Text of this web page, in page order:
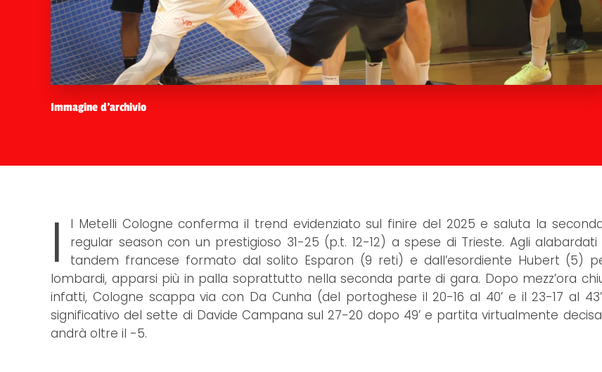
Immagine d'archivio
I
l Metelli Cologne conferma il trend evidenziato sul finire del 2025 e saluta la
regular season con un prestigioso 31-25 (p.t. 12-12) a spese di Trieste. Agli
tandem francese formato dal solito Esparon (9 reti) e dall’esordiente Hubert (5)
lombardi, apparsi più in palla soprattutto nella seconda parte di gara. Dopo mezz’ora
infatti, Cologne scappa via con Da Cunha (del portoghese il 20-16 al 40’ e il 23-17 al
significativo del sette di Davide Campana sul 27-20 dopo 49’ e partita virtualmente
andrà oltre il -5.